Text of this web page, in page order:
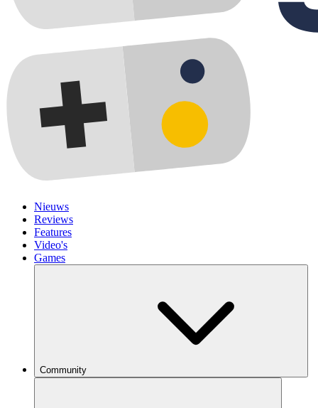
Nieuws
Reviews
Features
Video's
Games
Community